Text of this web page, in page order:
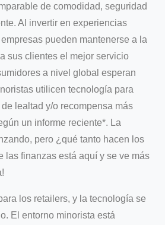
de comodidad, seguridad
Al invertir en experiencias
pueden mantenerse a la
sus clientes el mejor servicio
a nivel global esperan
utilicen tecnología para
lealtad y/o recompensa más
un informe reciente*. La
pero ¿qué tanto hacen los
las finanzas está aquí y se ve más
los retailers, y la tecnología se
El entorno minorista está